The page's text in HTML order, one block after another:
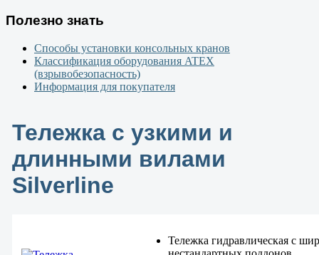
Полезно знать
Способы установки консольных кранов
Классификация оборудования ATEX
(взрывобезопасность)
Информация для покупателя
Тележка с узкими и
длинными вилами
Silverline
Тележка гидравлическая с